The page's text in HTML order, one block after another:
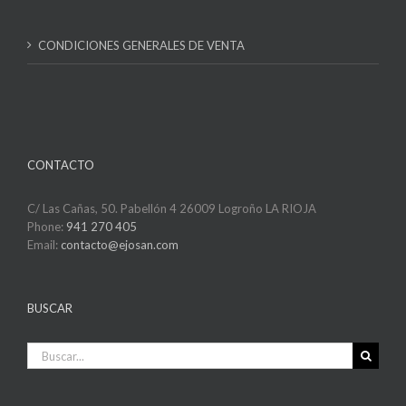
CONDICIONES GENERALES DE VENTA
CONTACTO
C/ Las Cañas, 50. Pabellón 4 26009 Logroño LA RIOJA
Phone: 941 270 405
Email: contacto@ejosan.com
BUSCAR
Buscar: